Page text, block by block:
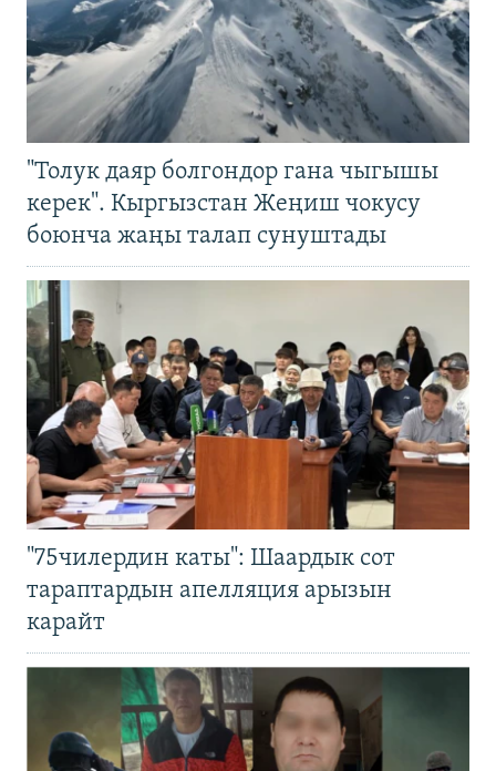
"Толук даяр болгондор гана чыгышы
керек". Кыргызстан Жеңиш чокусу
боюнча жаңы талап сунуштады
"75чилердин каты": Шаардык сот
тараптардын апелляция арызын
карайт